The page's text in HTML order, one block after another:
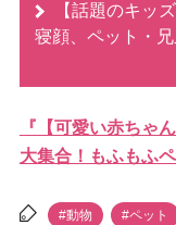
【話題のキッ
寝顔、ペット・
『【可愛い赤ちゃ
大集合！もふもふ
#動物 #ペット